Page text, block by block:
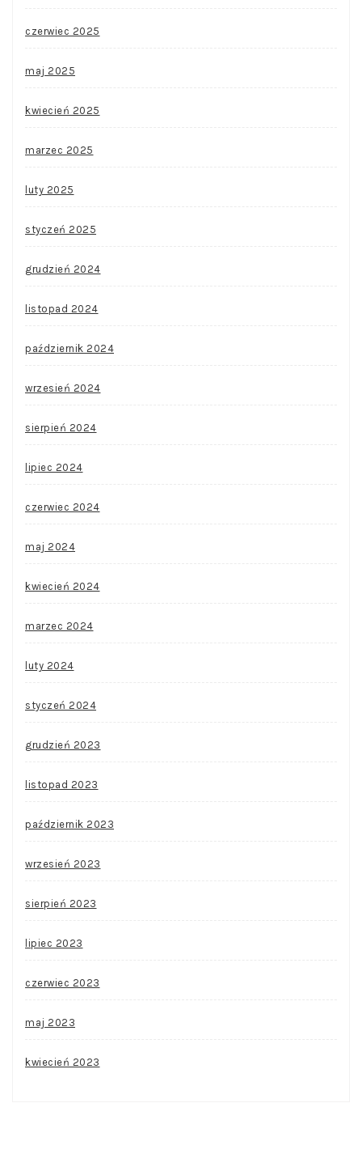
czerwiec 2025
maj 2025
kwiecień 2025
marzec 2025
luty 2025
styczeń 2025
grudzień 2024
listopad 2024
październik 2024
wrzesień 2024
sierpień 2024
lipiec 2024
czerwiec 2024
maj 2024
kwiecień 2024
marzec 2024
luty 2024
styczeń 2024
grudzień 2023
listopad 2023
październik 2023
wrzesień 2023
sierpień 2023
lipiec 2023
czerwiec 2023
maj 2023
kwiecień 2023